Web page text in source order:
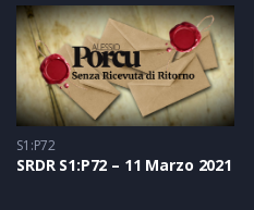
S1:P72
SRDR S1:P72 – 11 Marzo 2021